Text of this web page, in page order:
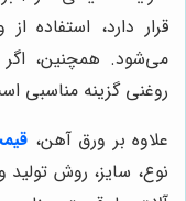
قرار دارد، استفاده
می‌شود. همچنین،
روغنی گزینه مناسبی
علاوه بر ورق آهن،
نوع، سایز، روش